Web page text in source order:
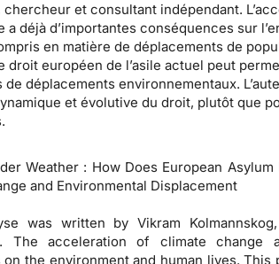
chercheur et consultant indépendant.
déjà d’importantes conséquences sur
en matière de déplacements de
droit européen de l’asile actuel peut
déplacements environnementaux.
et évolutive du droit, plutôt que
Weather : How Does European Asylum
and Environmental Displacement
was written by Vikram
The acceleration of climate change
the environment and human lives. This